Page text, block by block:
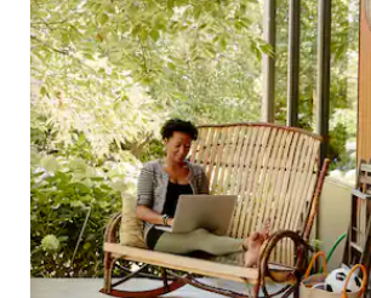
haut et vers le bas pour les parcourir ou en